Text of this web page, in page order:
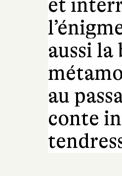
et
aussi la
au
conte